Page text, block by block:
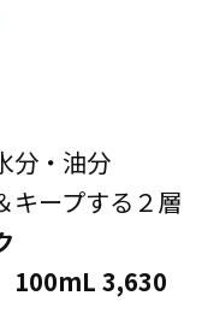
分・油分
プする２層
100mL 3,630